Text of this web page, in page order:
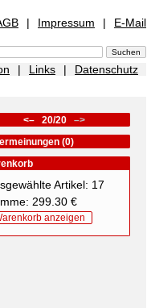
| Impressum | E-Mail
| Links |
Datenschutz
<–20/20 –>
(0)
Artikel: 17
299.30 €
anzeigen